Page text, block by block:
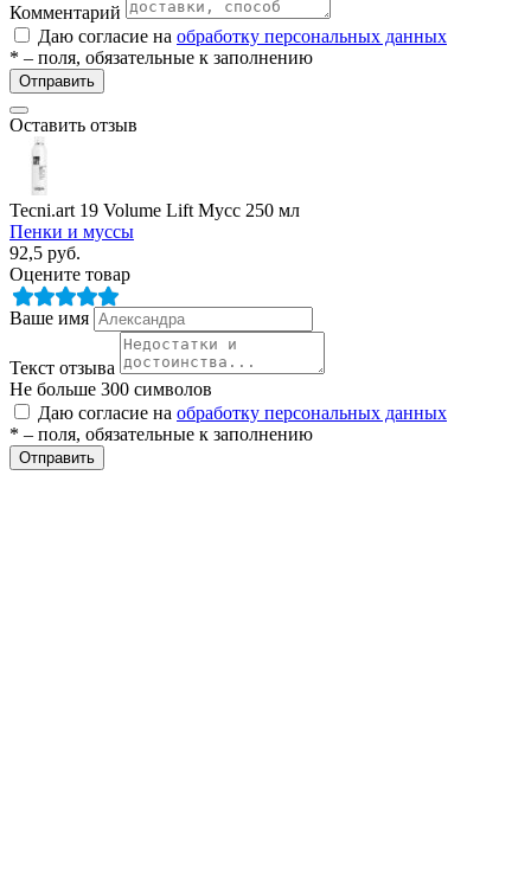
Комментарий
Даю согласие на обработку персональных данных
* – поля, обязательные к заполнению
Отправить
Оставить отзыв
Tecni.art 19 Volume Lift Мусс 250 мл
Пенки и муссы
92,5 руб.
Оцените товар
Ваше имя
Текст отзыва
Не больше 300 символов
Даю согласие на обработку персональных данных
* – поля, обязательные к заполнению
Отправить